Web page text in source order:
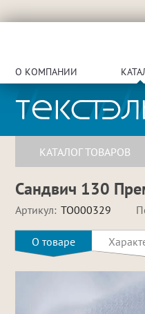
О КОМПАНИИ
КАТАЛОГ ТОВАРОВ
Сандвич 130
Артикул: TO000329
О товаре